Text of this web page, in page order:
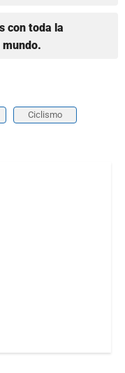
con toda la
Ciclismo